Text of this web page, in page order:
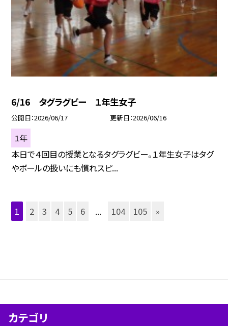
6/16 タグラグビー １年生女子
公開日 2026/06/17 更新日 2026/06/16
１年
本日で４回目の授業となるタグラグビー。１年生女子はタグ
やボールの扱いにも慣れスピ...
1 2 3 4 5 6 ... 104 105 »
カテゴリ